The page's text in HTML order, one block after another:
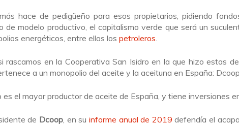
hace de pedigüeño para esos propietarios, pidiendo
de modelo productivo, el capitalismo verde que será un
energéticos, entre ellos los petroleros.
rascamos en la Cooperativa San Isidro en la que hizo estas
a un monopolio del aceite y la aceituna en España:
es el mayor productor de aceite de España, y tiene inversiones
de Dcoop, en su informe anual de 2019 defendía el